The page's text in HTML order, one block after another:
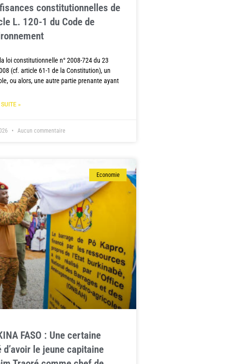
constitutionnelles de
L. 120-1 du Code de
loi constitutionnelle n° 2008-724 du 23
(cf. article 61-1 de la Constitution), un
ou alors, une autre partie prenante ayant
»
Aucun commentaire
Economie
FASO : Une certaine
le jeune capitaine